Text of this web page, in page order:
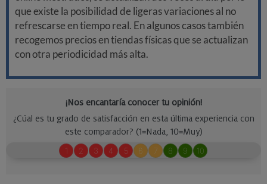
que existe la posibilidad de ligeras variaciones al no
refrescarse en tiempo real. En algunos casos también
recogemos precios en tiendas físicas que se actualizan
con otra periodicidad más alta.